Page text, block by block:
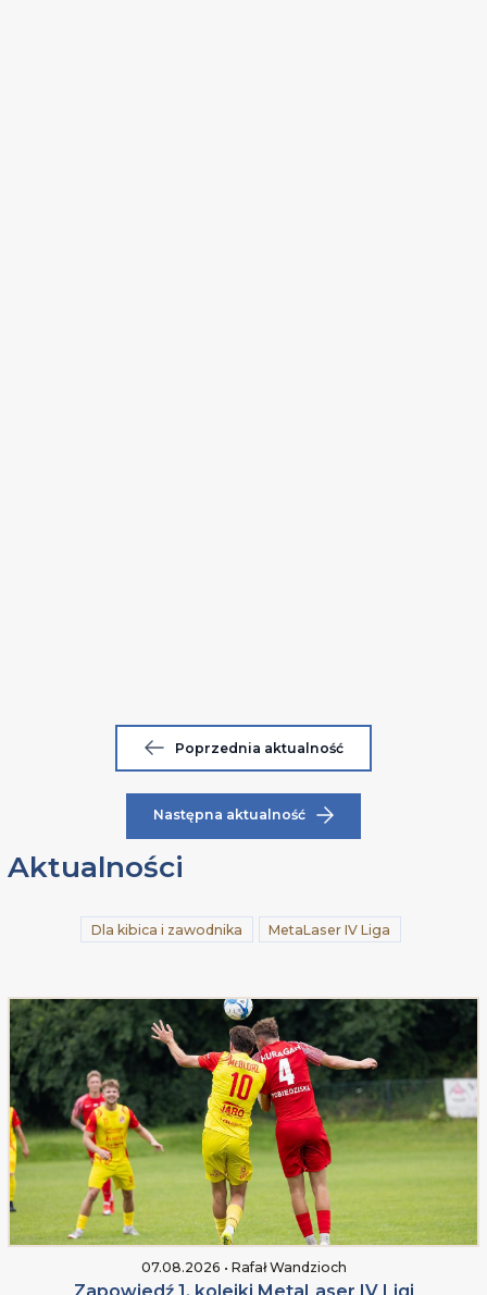
Poprzednia aktualność
Następna aktualność
Aktualności
Dla kibica i zawodnika MetaLaser IV Liga
07.08.2026 • Rafał Wandzioch